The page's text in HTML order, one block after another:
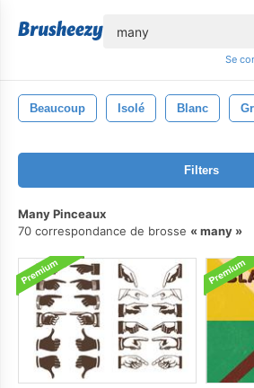
Se
Beaucoup Isolé Blanc
Filters
Many Pinceaux
70 correspondance de brosse
many